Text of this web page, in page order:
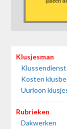
Klusjesman
Klussendienst
Kosten
Uurloon
Rubrieken
Dakwerken